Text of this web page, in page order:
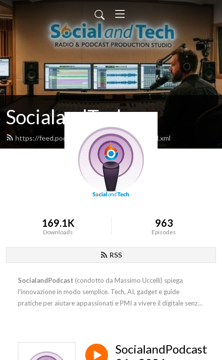
SocialandTech
https://feed.podbean.com/socialandtech/feed.xml
169.1K
Downloads
963
Episodes
RSS
SocialandPodcast (condotto da Massimo Uccelli) spiega
l'innovazione in modo semplice. Tech, AI, gadget e guide
pratiche per aiutare appassionati e PMI a vivere il digitale senza
SocialandPodcast